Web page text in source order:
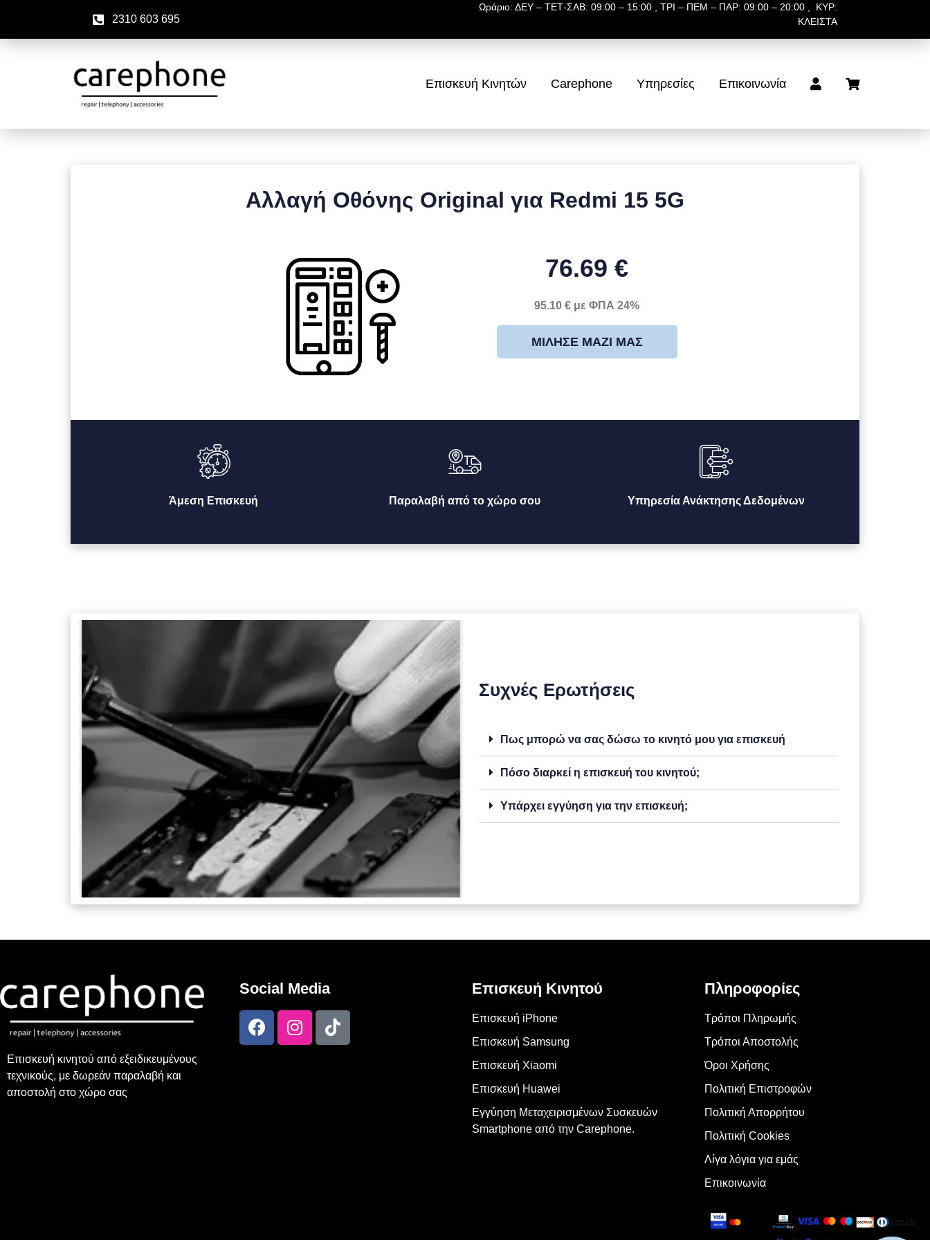
2310 603 695
Ωράριο: ΔΕΥ – ΤΕΤ-ΣΑΒ: 09:00 – 15:00 , ΤΡΙ – ΠΕΜ – ΠΑΡ: 09:00 – 20:00 , ΚΥΡ:
ΚΛΕΙΣΤΑ
Επισκευή Κινητών Carephone Υπηρεσίες Επικοινωνία
Αλλαγή Οθόνης Original για Redmi 15 5G
76.69 €
95.10 € με ΦΠΑ 24%
ΜΊΛΗΣΕ ΜΑΖΊ ΜΑΣ
Άμεση Επισκευή Παραλαβή από το χώρο σου Υπηρεσία Ανάκτησης Δεδομένων
Συχνές Ερωτήσεις
Πως μπορώ να σας δώσω το κινητό μου για επισκευή
Πόσο διαρκεί η επισκευή του κινητού;
Υπάρχει εγγύηση για την επισκευή;
Επισκευή κινητού από εξειδικευμένους
τεχνικούς, με δωρεάν παραλαβή και
αποστολή στο χώρο σας
Social Media Επισκευή Κινητού
Επισκευή iPhone
Επισκευή Samsung
Επισκευή Xiaomi
Επισκευή Huawei
Εγγύηση Μεταχειρισμένων Συσκευών
Smartphone από την Carephone.
Πληροφορίες
Τρόποι Πληρωμής
Τρόποι Αποστολής
Όροι Χρήσης
Πολιτική Επιστροφών
Πολιτική Απορρήτου
Πολιτική Cookies
Λίγα λόγια για εμάς
Επικοινωνία